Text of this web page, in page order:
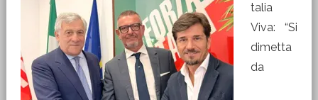
talia
Viva: “Si
dimetta
da